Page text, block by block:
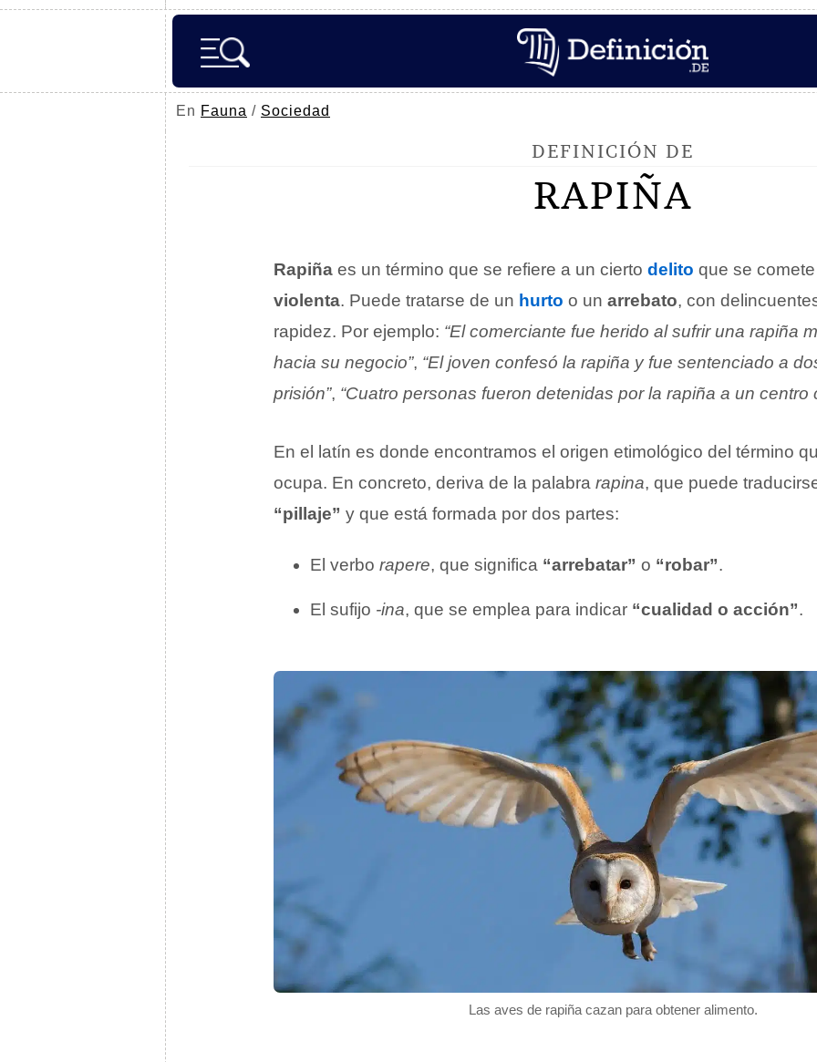
En Fauna / Sociedad
DEFINICIÓN DE
RAPIÑA
Las aves de rapiña cazan para obtener alimento.
Rapiña es un término que se refiere a un cierto delito que se
violenta. Puede tratarse de un hurto o un arrebato, con
rapidez. Por ejemplo: “El comerciante fue herido al sufrir una rapiña
hacia su negocio”, “El joven confesó la rapiña y fue sentenciado a
prisión”, “Cuatro personas fueron detenidas por la rapiña a un centro
En el latín es donde encontramos el origen etimológico del término
ocupa. En concreto, deriva de la palabra rapina, que puede
“pillaje” y que está formada por dos partes:
El verbo rapere, que significa “arrebatar” o “robar”.
El sufijo -ina, que se emplea para indicar “cualidad o acción”.